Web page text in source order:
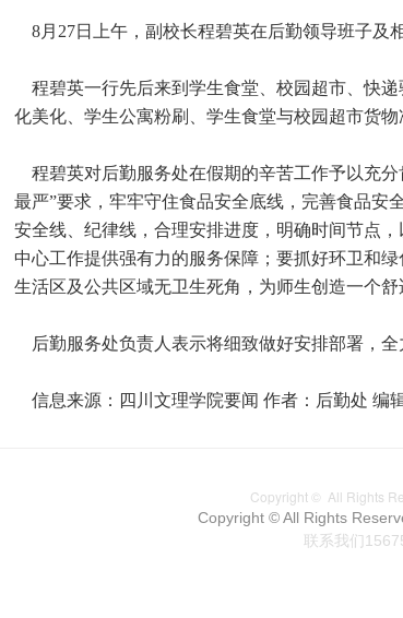
8月27日上午，副校长程碧英在后勤领导班子及
程碧英一行先后来到学生食堂、校园超市、快
化美化、学生公寓粉刷、学生食堂与校园超市货物
程碧英对后勤服务处在假期的辛苦工作予以充
最严”要求，牢牢守住食品安全底线，完善食品安
安全线、纪律线，合理安排进度，明确时间节点
中心工作提供强有力的服务保障；要抓好环卫和
生活区及公共区域无卫生死角，为师生创造一个舒
后勤服务处负责人表示将细致做好安排部署，全
信息来源：四川文理学院要闻 作者：后勤处 编
Copyright © All Rights
Copyright © All Rights
联系我们